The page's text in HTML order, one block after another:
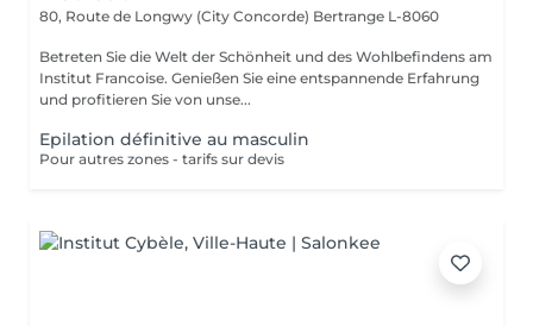
80, Route de Longwy (City Concorde) Bertrange L-8060
Betreten Sie die Welt der Schönheit und des Wohlbefindens am
Institut Francoise. Genießen Sie eine entspannende Erfahrung
und profitieren Sie von unse...
Epilation définitive au masculin
Pour autres zones - tarifs sur devis